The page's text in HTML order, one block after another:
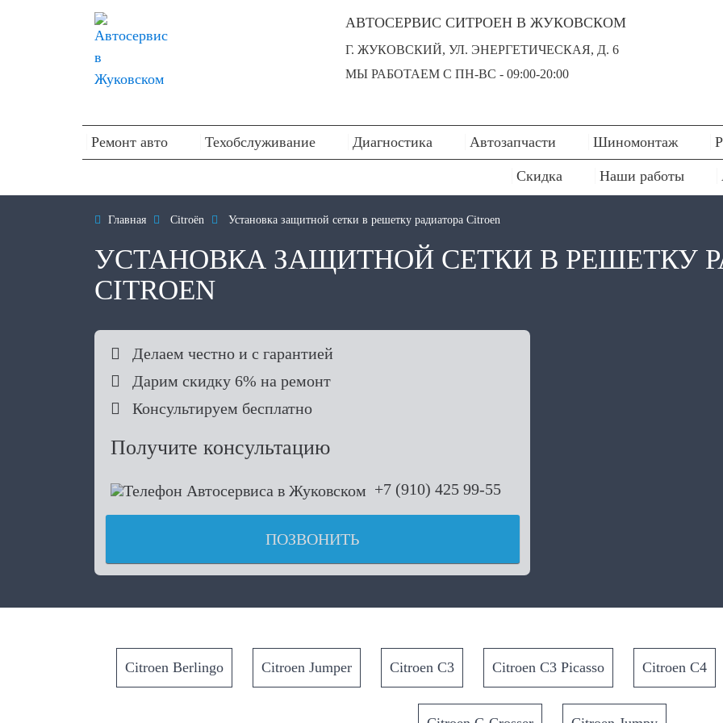
АВТОСЕРВИС СИТРОЕН В ЖУКОВСКОМ
Г. ЖУКОВСКИЙ, УЛ. ЭНЕРГЕТИЧЕСКАЯ, Д. 6
МЫ РАБОТАЕМ С ПН-ВC - 09:00-20:00
Ремонт авто Техобслуживание Диагностика Автозапчасти Шиномонтаж
Скидка Наши работы
 Главная  Citroën  Установка защитной сетки в решетку радиатора Citroen
УСТАНОВКА ЗАЩИТНОЙ СЕТКИ В РЕШЕТКУ
CITROEN
 Делаем честно и с гарантией
 Дарим скидку 6% на ремонт
 Консультируем бесплатно
Получите консультацию
+7 (910) 425 99-55
ПОЗВОНИТЬ
Citroen Berlingo Citroen Jumper Citroen C3 Citroen C3 Picasso Citroen C4